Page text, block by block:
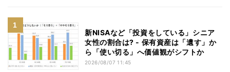
新NISAなど「投資をしている」シニア
女性の割合は? - 保有資産は「遺す」か
ら「使い切る」へ価値観がシフトか
2026/08/07 11:45